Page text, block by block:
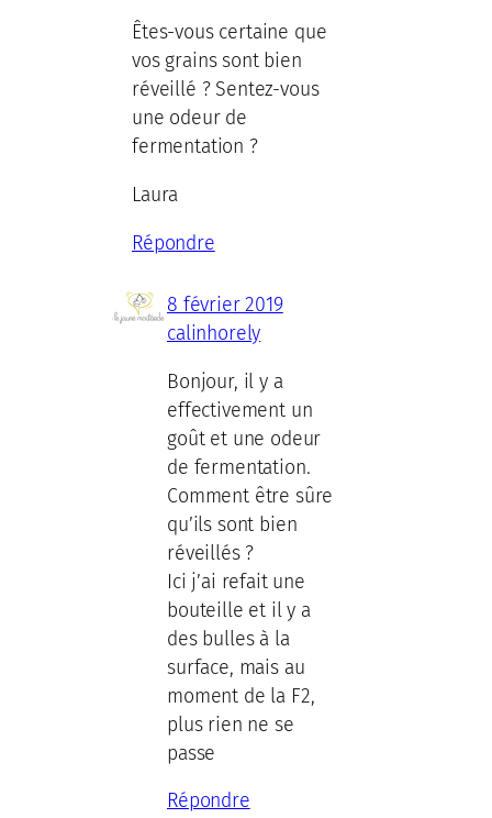
Êtes-vous certaine que
vos grains sont bien
réveillé ? Sentez-vous
une odeur de
fermentation ?
Laura
Répondre
8 février 2019
calinhorely
Bonjour, il y a
effectivement un
goût et une odeur
de fermentation.
Comment être sûre
qu’ils sont bien
réveillés ?
Ici j’ai refait une
bouteille et il y a
des bulles à la
surface, mais au
moment de la F2,
plus rien ne se
passe
Répondre